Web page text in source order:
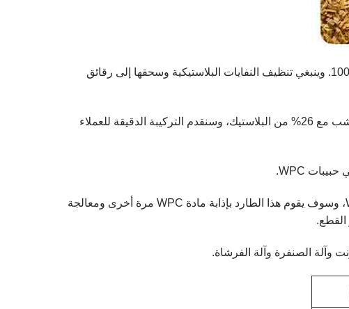
وينبغي تنظيف النفايات البلاستيكية وسحقها إلى رقائق
يجب خلط مسحوق الخشب والرقائق البلاستيكية مع المضافات الكيميائية. تبلغ نسبة الخلط حوالي 70% من ألياف الخشب مع 26% من البلاستيك، وسنقدم التركيبة الدقيقة للعملاء
ستتم معالجة حبيبات WPC بواسطة آلة بثق لولبية مخروطية مزدوجة والتي تم تصميمها خصيصًا لتصنيع منتجات WPC، وسوف يقوم هذا الطارد بإذابة مادة WPC مرة أخرى ومعالجة